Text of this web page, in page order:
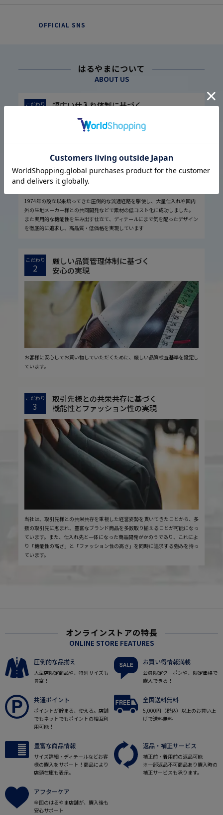
OFFICIAL SNS
はるやまについて
ABOUT US
こだわり
幅広い仕入れ体制に基づく
1974年の設立以来培ってきた圧倒的な流通経路を駆使し、大量仕入れや国内
外の生地メーカー様との共同開発などで素材の低コスト化に成功しました。
また実用的な機能性を生み出す仕立て、ディテールにまで気を配ったデザイン
を徹底的に追求し、高品質・低価格を実現しています
こだわり
2
厳しい品質管理体制に基づく
安心の実現
お客様に安心してお買い物していただくために、厳しい品質検査基準を設定し
ています。
こだわり
3
取引先様との共栄共存に基づく
機能性とファッション性の実現
当社は、取引先様との共栄共存を重視した経営姿勢を貫いてきたことから、多
数の取引先に恵まれ、豊富なブランド商品を多数取り揃えることが可能になっ
ています。また、仕入れ先と一体になった商品開発がかのうであり、これによ
り「機能性の高さ」と「ファッション性の高さ」を同時に追求する強みを持っ
ています。
オンラインストアの特長
ONLINE STORE FEATURES
圧倒的な品揃え
大型店限定商品や、特別サイズも
豊富！
お買い得情報満載
会員限定クーポンや、限定価格で
購入できる！
共通ポイント
ポイントが貯まる、使える。店舗
でもネットでもポイントの相互利
用可能！
全国送料無料
5,000円（税込）以上のお買い上
げで送料無料
豊富な商品情報
サイズ詳細・ディテールなどお客
様の購入をサポート！商品により
店頭在庫も表示。
返品・補正サービス
補正前・着用前の返品可能
※一部返品不可商品あり購入時の
補正サービスも承ります。
アフターケア
全国のはるやま店舗が、購入後も
安心サポート